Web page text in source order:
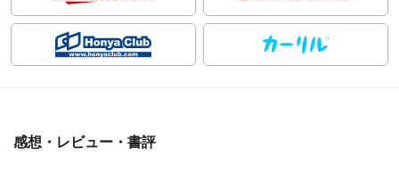
感想・レビュー・書評